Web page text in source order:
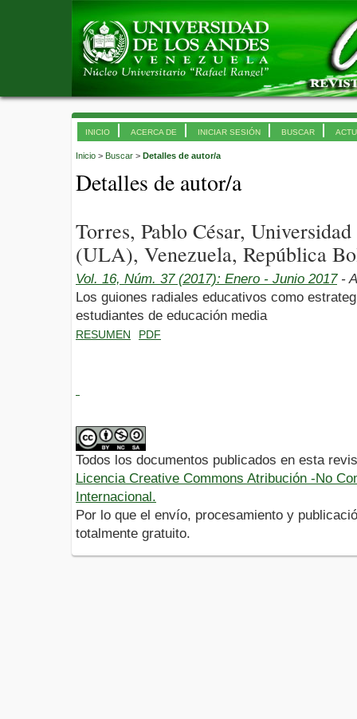
INICIO ACERCA DE INICIAR SESIÓN BUSCAR
Inicio > Buscar > Detalles de autor/a
Detalles de autor/a
Torres, Pablo César,
(ULA), Venezuela, República
Vol. 16, Núm. 37 (2017): Enero - Junio 2017-
Los guiones radiales educativos como
estudiantes de educación media
RESUMEN PDF
Todos los documentos publicados en esta
Licencia Creative Commons Atribución -No
Internacional.
Por lo que el envío, procesamiento y
totalmente gratuito.